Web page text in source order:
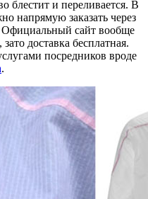
блестит и переливается. В
напрямую заказать через
сайт вообще
доставка бесплатная.
посредников вроде
.